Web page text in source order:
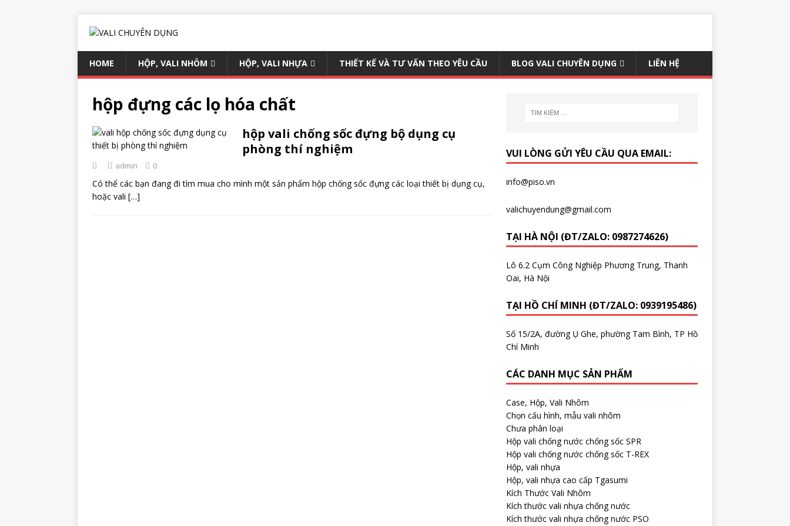
HOME HỘP, VALI NHÔM HỘP, VALI NHỰA THIẾT KẾ VÀ TƯ VẤN THEO YÊU CẦU BLOG VALI CHUYÊN DỤNG LIÊN HỆ
hộp đựng các lọ hóa chất
hộp vali chống sốc đựng bộ dụng cụ
phòng thí nghiệm
admin 0
Có thể các bạn đang đi tìm mua cho mình một sản phẩm hộp chống sốc đựng các loại thiết bị dụng cụ,
hoặc vali […]
VUI LÒNG GỬI YÊU CẦU QUA EMAIL:
info@piso.vn
valichuyendung@gmail.com
TẠI HÀ NỘI (ĐT/ZALO: 0987274626)
Lô 6.2 Cụm Công Nghiệp Phương Trung, Thanh
Oai, Hà Nội
TẠI HỒ CHÍ MINH (ĐT/ZALO: 0939195486)
Số 15/2A, đường Ụ Ghe, phường Tam Bình, TP Hồ
Chí Minh
CÁC DANH MỤC SẢN PHẨM
Case, Hộp, Vali Nhôm
Chọn cấu hình, mẫu vali nhôm
Chưa phân loại
Hộp vali chống nước chống sốc SPR
Hộp vali chống nước chống sốc T-REX
Hộp, vali nhựa
Hộp, vali nhựa cao cấp Tgasumi
Kích Thước Vali Nhôm
Kích thước vali nhựa chống nước
Kích thước vali nhựa chống nước PSO